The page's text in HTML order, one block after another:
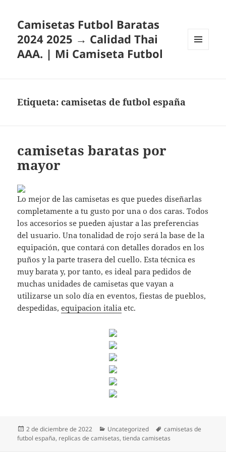
Camisetas Futbol Baratas
2024 2025 → Calidad Thai
AAA. | Mi Camiseta Futbol
Etiqueta:camisetas de futbol españa
camisetas baratas por
mayor
Lo mejor de las camisetas es que puedes diseñarlas
completamente a tu gusto por una o dos caras. Todos
los accesorios se pueden ajustar a las preferencias
del usuario. Una tonalidad de rojo será la base de la
equipación, que contará con detalles dorados en los
puños y la parte trasera del cuello. Esta técnica es
muy barata y, por tanto, es ideal para pedidos de
muchas unidades de camisetas que vayan a
utilizarse un solo día en eventos, fiestas de pueblos,
despedidas,equipacion italia etc.
Publicado
el
2 de diciembre de 2022 Categorías
Uncategorized Etiquetas
camisetas de
futbol españa, replicas de camisetas,tienda camisetas